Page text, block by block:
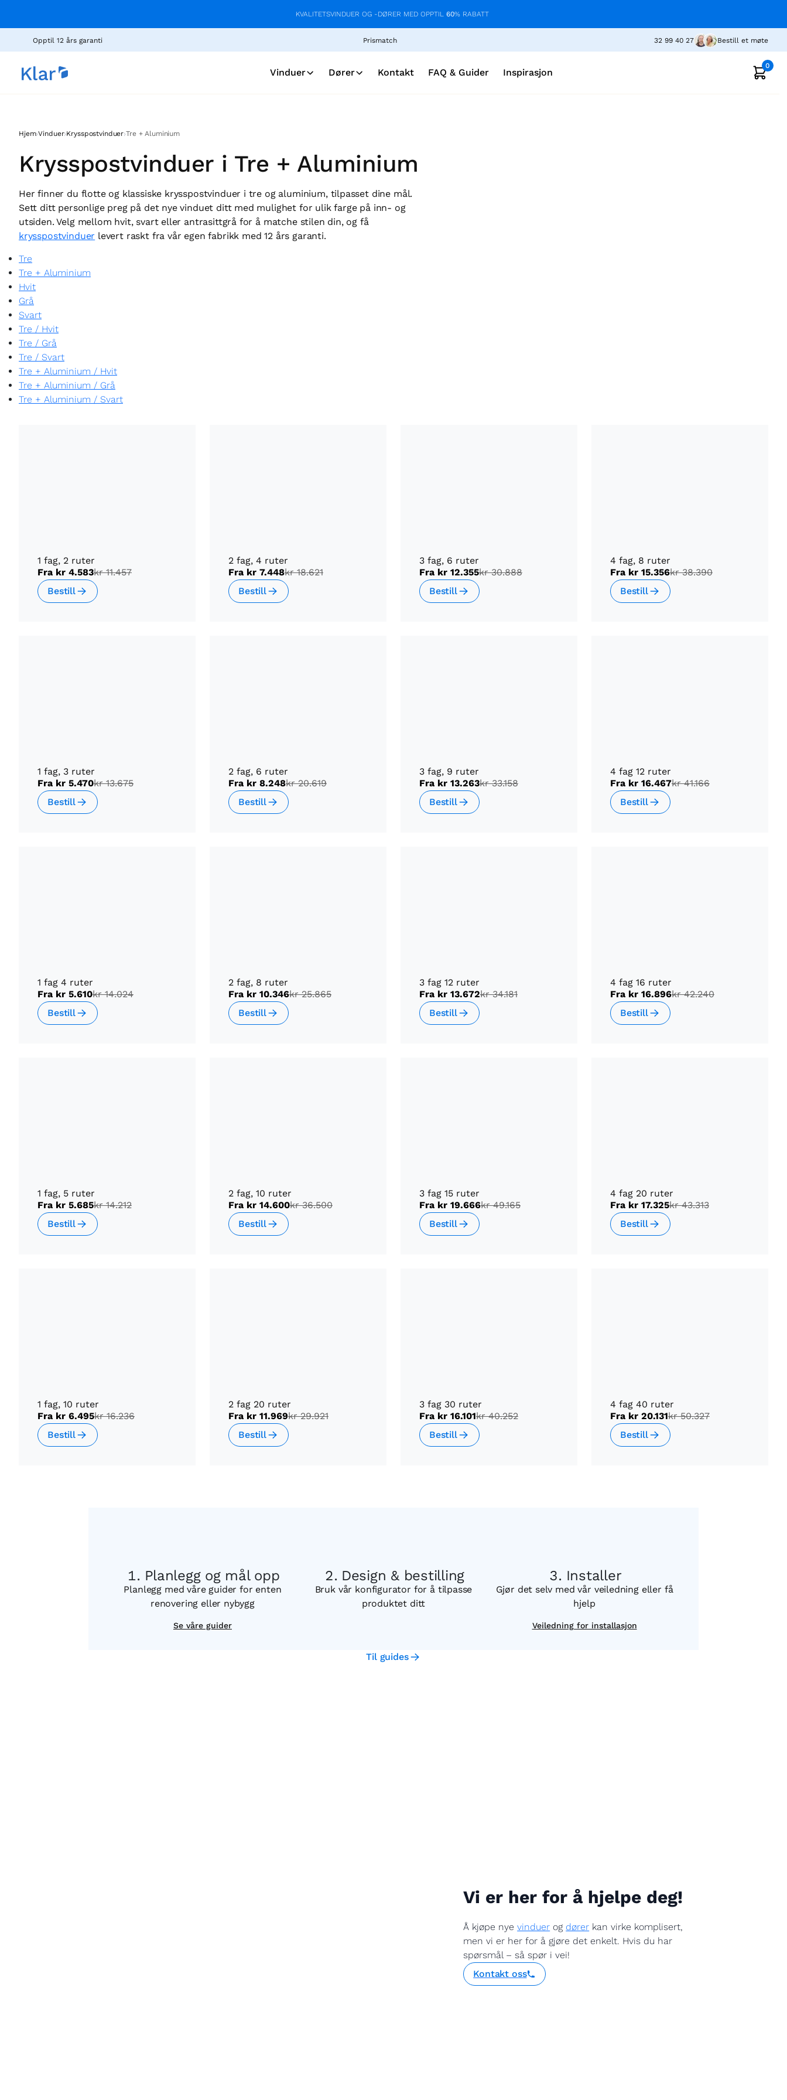
KVALITETSVINDUER OG -DØRER MED OPPTIL 60% RABATT
Opptil 12 års garanti Prismatch 32 99 40 27 Bestill et møte
Vinduer Dører Kontakt FAQ & Guider Inspirasjon
0
Hjem›Vinduer›Krysspostvinduer›Tre + Aluminium
Krysspostvinduer i Tre + Aluminium
Her finner du flotte og klassiske krysspostvinduer i tre og aluminium, tilpasset dine mål.
Sett ditt personlige preg på det nye vinduet ditt med mulighet for ulik farge på inn- og
utsiden. Velg mellom hvit, svart eller antrasittgrå for å matche stilen din, og få
krysspostvinduer levert raskt fra vår egen fabrikk med 12 års garanti.
Tre
Tre + Aluminium
Hvit
Grå
Svart
Tre / Hvit
Tre / Grå
Tre / Svart
Tre + Aluminium / Hvit
Tre + Aluminium / Grå
Tre + Aluminium / Svart
1 fag, 2 ruter
Fra kr 4.583kr 11.457
Bestill
2 fag, 4 ruter
Fra kr 7.448kr 18.621
Bestill
3 fag, 6 ruter
Fra kr 12.355kr 30.888
Bestill
4 fag, 8 ruter
Fra kr 15.356kr 38.390
Bestill
1 fag, 3 ruter
Fra kr 5.470kr 13.675
Bestill
2 fag, 6 ruter
Fra kr 8.248kr 20.619
Bestill
3 fag, 9 ruter
Fra kr 13.263kr 33.158
Bestill
4 fag 12 ruter
Fra kr 16.467kr 41.166
Bestill
1 fag 4 ruter
Fra kr 5.610kr 14.024
Bestill
2 fag, 8 ruter
Fra kr 10.346kr 25.865
Bestill
3 fag 12 ruter
Fra kr 13.672kr 34.181
Bestill
4 fag 16 ruter
Fra kr 16.896kr 42.240
Bestill
1 fag, 5 ruter
Fra kr 5.685kr 14.212
Bestill
2 fag, 10 ruter
Fra kr 14.600kr 36.500
Bestill
3 fag 15 ruter
Fra kr 19.666kr 49.165
Bestill
4 fag 20 ruter
Fra kr 17.325kr 43.313
Bestill
1 fag, 10 ruter
Fra kr 6.495kr 16.236
Bestill
2 fag 20 ruter
Fra kr 11.969kr 29.921
Bestill
3 fag 30 ruter
Fra kr 16.101kr 40.252
Bestill
4 fag 40 ruter
Fra kr 20.131kr 50.327
Bestill
Planlegg og mål opp
Planlegg med våre guider for enten
renovering eller nybygg
Se våre guider
Design & bestilling
Bruk vår konfigurator for å tilpasse
produktet ditt
Installer
Gjør det selv med vår veiledning eller få
hjelp
Veiledning for installasjon
Til guides
Vi er her for å hjelpe deg!
Å kjøpe nyevinduer og dører kan virke komplisert,
men vi er her for å gjøre det enkelt. Hvis du har
spørsmål – så spør i vei!
Kontakt oss